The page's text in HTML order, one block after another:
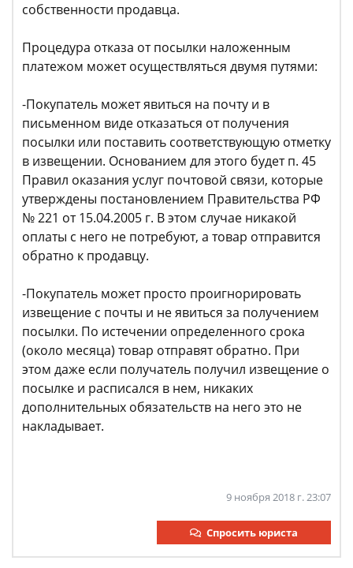
собственности продавца.
Процедура отказа от посылки наложенным
платежом может осуществляться двумя путями:
-Покупатель может явиться на почту и в
письменном виде отказаться от получения
посылки или поставить соответствующую отметку
в извещении. Основанием для этого будет п. 45
Правил оказания услуг почтовой связи, которые
утверждены постановлением Правительства РФ
№ 221 от 15.04.2005 г. В этом случае никакой
оплаты с него не потребуют, а товар отправится
обратно к продавцу.
-Покупатель может просто проигнорировать
извещение с почты и не явиться за получением
посылки. По истечении определенного срока
(около месяца) товар отправят обратно. При
этом даже если получатель получил извещение о
посылке и расписался в нем, никаких
дополнительных обязательств на него это не
накладывает.
9 ноября 2018 г. 23:07
Спросить юриста